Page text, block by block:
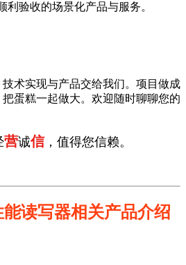
利验收的场景化产品与服务。
术实现与产品交给我们。项目做成
蛋糕一起做大。欢迎随时聊聊您的
营诚信，值得您信赖。
读写器相关产品介绍